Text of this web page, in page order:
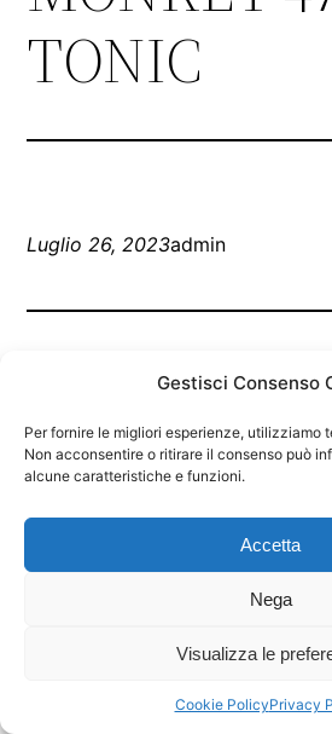
Gestisci Consenso
Per fornire le migliori esperienze, utilizziamo
Non acconsentire o ritirare il consenso può
alcune caratteristiche e funzioni.
Accetta
Nega
Visualizza le
Cookie PolicyPrivacy
TONIC
Luglio 26, 2023admin
Marley Bar Jesolo